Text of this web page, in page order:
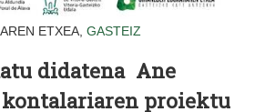
ETXEA, GASTEIZ
didatena Ane
proiektu